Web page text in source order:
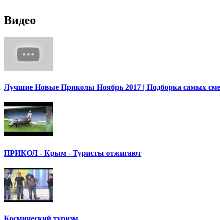
Видео
Лучшие Новые Приколы Ноябрь 2017 | Подборка самых
ПРИКОЛ - Крым - Туристы отжигают